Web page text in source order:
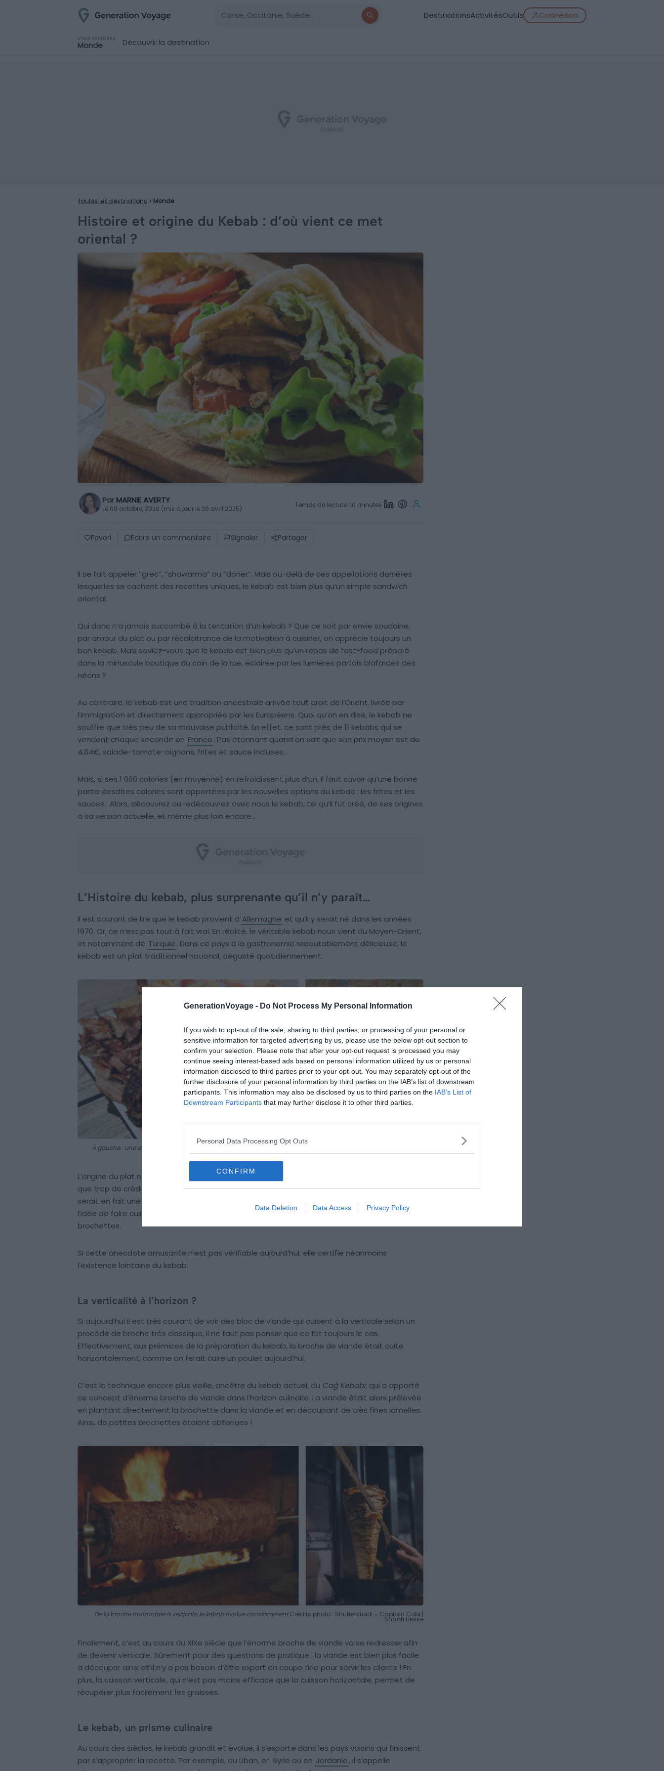
GenerationVoyage - Do Not Process My Personal Information
If you wish to opt-out of the sale, sharing to third parties, or processing of your personal or
sensitive information for targeted advertising by us, please use the below opt-out section to
confirm your selection. Please note that after your opt-out request is processed you may
continue seeing interest-based ads based on personal information utilized by us or personal
information disclosed to third parties prior to your opt-out. You may separately opt-out of the
further disclosure of your personal information by third parties on the IAB’s list of downstream
participants. This information may also be disclosed by us to third parties on the IAB’s List of
Downstream Participants that may further disclose it to other third parties.
Personal Data Processing Opt Outs
CONFIRM
Data Deletion Data Access Privacy Policy
DestinationsActivitésOutils Connexion
VOUS EXPLOREZ
Monde Découvrir la destination
Toutes les destinations Monde
Histoire et origine du Kebab : d’où vient ce met
oriental ?
Par MARNIE AVERTY
Le 09 octobre, 2020 (mis à jour le 26 avril 2025) Temps de lecture: 10 minutes
Favori Écrire un commentaire Signaler Partager
Il se fait appeler “grec”, “shawarma” ou “döner”. Mais au-delà de ces appellations derrières
lesquelles se cachent des recettes uniques, le kebab est bien plus qu’un simple sandwich
oriental.
Qui donc n’a jamais succombé à la tentation d’un kebab ? Que ce soit par envie soudaine,
par amour du plat ou par récalcitrance de la motivation à cuisiner, on apprécie toujours un
bon kebab. Mais saviez-vous que le kebab est bien plus qu’un repas de fast-food préparé
dans la minuscule boutique du coin de la rue, éclairée par les lumières parfois blafardes des
néons ?
Au contraire, le kebab est une tradition ancestrale arrivée tout droit de l’Orient, livrée par
l’immigration et directement appropriée par les Européens. Quoi qu’on en dise, le kebab ne
souffre que très peu de sa mauvaise publicité. En effet, ce sont près de 11 kebabs qui se
vendent chaque seconde en France. Pas étonnant quand on sait que son prix moyen est de
4,84€, salade-tomate-oignons, frites et sauce incluses…
Mais, si ses 1 000 calories (en moyenne) en refroidissent plus d’un, il faut savoir qu’une bonne
partie desdites calories sont apportées par les nouvelles options du kebab : les frites et les
sauces. Alors, découvrez ou redécouvrez avec nous le kebab, tel qu’il fut créé, de ses origines
à sa version actuelle, et même plus loin encore…
L’Histoire du kebab, plus surprenante qu’il n’y paraît…
Il est courant de lire que le kebab provient d’Allemagne et qu’il y serait né dans les années
1970. Or, ce n’est pas tout à fait vrai. En réalité, le véritable kebab nous vient du Moyen-Orient,
et notamment de Turquie. Dans ce pays à la gastronomie redoutablement délicieuse, le
kebab est un plat traditionnel national, dégusté quotidiennement.
À gauche : une assiette de kebab | À droite : l’Empire Ottoman, lors de la chute de Constantinople
Shutterstock – smoxx | Wikipédia – Fausto Zonaro
L’origine du plat n’est pas historiquement certifiée, seules quelques histoires l’évoquent sans
que trop de crédit puisse y être attribué. Cependant, d’après ces fameux récits, le kebab
serait en fait une invention des soldats de l’Empire Ottoman (1299-1923) qui auraient alors eu
l’idée de faire cuire la viande à leur disposition en se servant de leurs épées comme pics à
brochettes.
Si cette anecdote amusante n’est pas vérifiable aujourd’hui, elle certifie néanmoins
l’existence lointaine du kebab.
La verticalité à l’horizon ?
Si aujourd’hui il est très courant de voir des bloc de viande qui cuisent à la verticale selon un
procédé de broche très classique, il ne faut pas penser que ce fût toujours le cas.
Effectivement, aux prémices de la préparation du kebab, la broche de viande était cuite
horizontalement, comme on ferait cuire un poulet aujourd’hui.
C’est la technique encore plus vieille, ancêtre du kebab actuel, du Cağ Kebabı, qui a apporté
ce concept d’énorme broche de viande dans l’horizon culinaire. La viande était alors prélevée
en plantant directement la brochette dans la viande et en découpant de très fines lamelles.
Ainsi, de petites brochettes étaient obtenues !
De la broche horizontale à verticale, le kebab évolue constammentCrédits photo : Shutterstock – Captain Cobi |
Shanti Hesse
Finalement, c’est au cours du XIXe siècle que l’énorme broche de viande va se redresser afin
de devenir verticale. Sûrement pour des questions de pratique : la viande est bien plus facile
à découper ainsi et il n’y a pas besoin d’être expert en coupe fine pour servir les clients ! En
plus, la cuisson verticale, qui n’est pas moins efficace que la cuisson horizontale, permet de
récupérer plus facilement les graisses.
Le kebab, un prisme culinaire
Au cours des siècles, le kebab grandit et évolue, il s’exporte dans les pays voisins qui finissent
par s’approprier la recette. Par exemple, au Liban, en Syrie ou en Jordanie, il s’appelle